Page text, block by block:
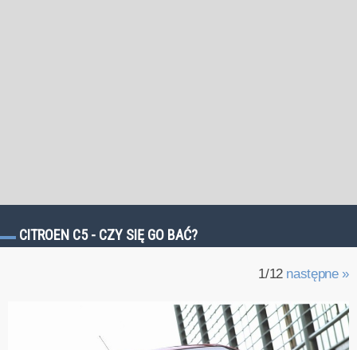
CITROEN C5 - CZY SIĘ GO BAĆ?
1/12 następne »